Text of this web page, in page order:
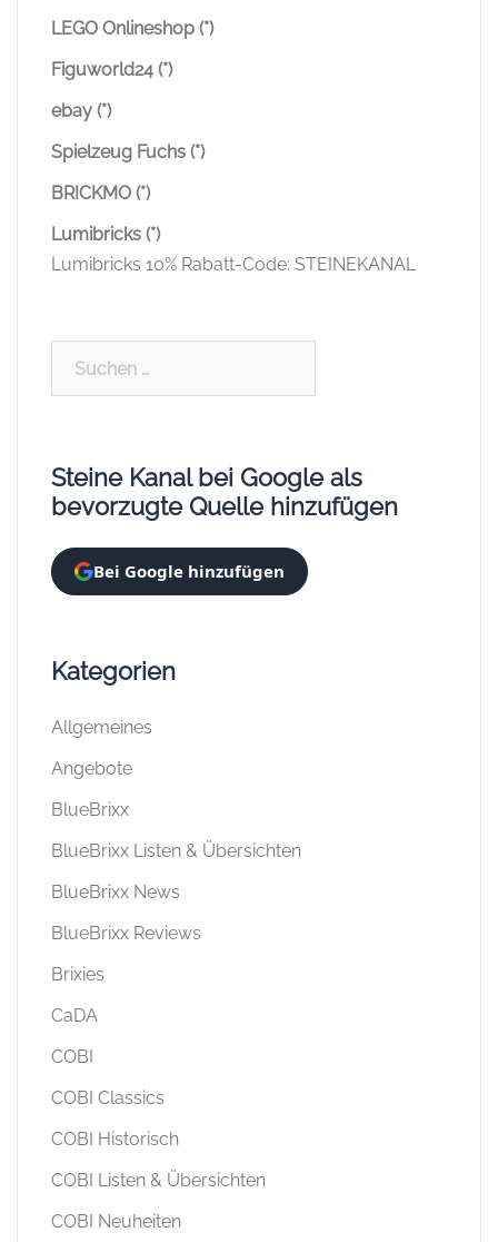
LEGO Onlineshop (*)
Figuworld24 (*)
ebay (*)
Spielzeug Fuchs (*)
BRICKMO (*)
Lumibricks (*)
Lumibricks 10% Rabatt-Code: STEINEKANAL
Steine Kanal bei Google als
bevorzugte Quelle hinzufügen
Bei Google hinzufügen
Kategorien
Allgemeines
Angebote
BlueBrixx
BlueBrixx Listen & Übersichten
BlueBrixx News
BlueBrixx Reviews
Brixies
CaDA
COBI
COBI Classics
COBI Historisch
COBI Listen & Übersichten
COBI Neuheiten